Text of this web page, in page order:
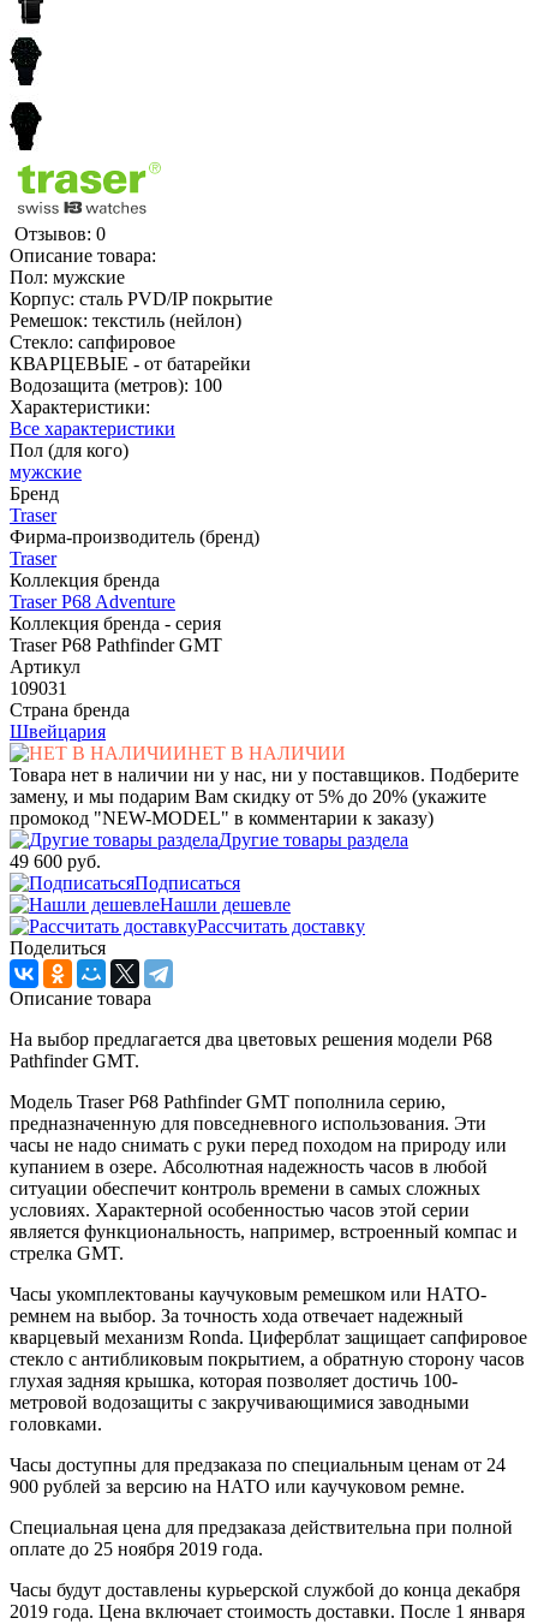
Отзывов: 0
Описание товара:
Пол: мужские
Корпус: сталь PVD/IP покрытие
Ремешок: текстиль (нейлон)
Стекло: сапфировое
КВАРЦЕВЫЕ - от батарейки
Водозащита (метров): 100
Характеристики:
Все характеристики
Пол (для кого)
мужские
Бренд
Traser
Фирма-производитель (бренд)
Traser
Коллекция бренда
Traser P68 Adventure
Коллекция бренда - серия
Traser P68 Pathfinder GMT
Артикул
109031
Страна бренда
Швейцария
НЕТ В НАЛИЧИИ
Товара нет в наличии ни у нас, ни у поставщиков. Подберите
замену, и мы подарим Вам скидку от 5% до 20% (укажите
промокод "NEW-MODEL" в комментарии к заказу)
Другие товары раздела
49 600 руб.
Подписаться
Нашли дешевле
Рассчитать доставку
Поделиться
Описание товара
На выбор предлагается два цветовых решения модели P68
Pathfinder GMT.
Модель Traser P68 Pathfinder GMT пополнила серию,
предназначенную для повседневного использования. Эти
часы не надо снимать с руки перед походом на природу или
купанием в озере. Абсолютная надежность часов в любой
ситуации обеспечит контроль времени в самых сложных
условиях. Характерной особенностью часов этой серии
является функциональность, например, встроенный компас и
стрелка GMT.
Часы укомплектованы каучуковым ремешком или НАТО-
ремнем на выбор. За точность хода отвечает надежный
кварцевый механизм Ronda. Циферблат защищает сапфировое
стекло с антибликовым покрытием, а обратную сторону часов
глухая задняя крышка, которая позволяет достичь 100-
метровой водозащиты c закручивающимися заводными
головками.
Часы доступны для предзаказа по специальным ценам от 24
900 рублей за версию на НАТО или каучуковом ремне.
Специальная цена для предзаказа действительна при полной
оплате до 25 ноября 2019 года.
Часы будут доставлены курьерской службой до конца декабря
2019 года. Цена включает стоимость доставки. После 1 января